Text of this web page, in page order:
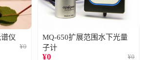
仪
¥0
MQ-650扩展范围水下光量
子计
¥0 ¥0